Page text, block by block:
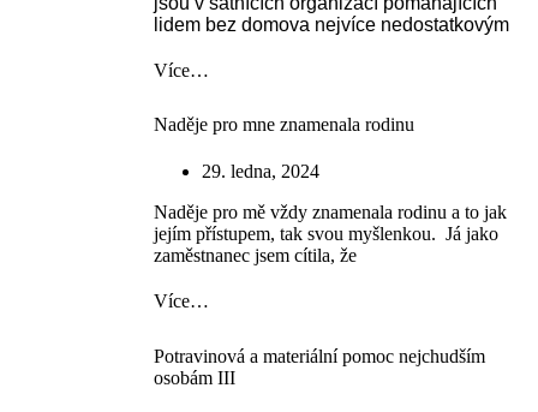
lidem bez domova nejvíce nedostatkovým
Více…
Naděje pro mne znamenala rodinu
29. ledna, 2024
Naděje pro mě vždy znamenala rodinu a to jak
jejím přístupem, tak svou myšlenkou. Já jako
zaměstnanec jsem cítila, že
Více…
Potravinová a materiální pomoc nejchudším
osobám III